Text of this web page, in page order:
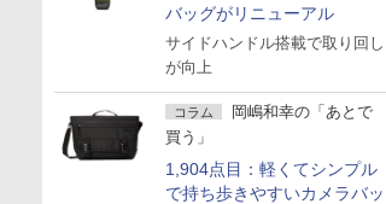
バッグがリニューアル
サイドハンドル搭載で取り回し
が向上
コラム
岡嶋和幸の「あとで
買う」
1,904点目：軽くてシンプル
で持ち歩きやすいカメラバッ